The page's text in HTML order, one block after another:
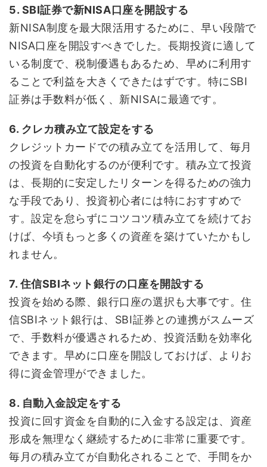
5. SBI証券で新NISA口座を開設する
新NISA制度を最大限活用するために、早い段階で
NISA口座を開設すべきでした。長期投資に適して
いる制度で、税制優遇もあるため、早めに利用す
ることで利益を大きくできたはずです。特にSBI
証券は手数料が低く、新NISAに最適です。
6. クレカ積み立て設定をする
クレジットカードでの積み立てを活用して、毎月
の投資を自動化するのが便利です。積み立て投資
は、長期的に安定したリターンを得るための強力
な手段であり、投資初心者には特におすすめで
す。設定を怠らずにコツコツ積み立てを続けてお
けば、今頃もっと多くの資産を築けていたかもし
れません。
7. 住信SBIネット銀行の口座を開設する
投資を始める際、銀行口座の選択も大事です。住
信SBIネット銀行は、SBI証券との連携がスムーズ
で、手数料が優遇されるため、投資活動を効率化
できます。早めに口座を開設しておけば、よりお
得に資金管理ができました。
8. 自動入金設定をする
投資に回す資金を自動的に入金する設定は、資産
形成を無理なく継続するために非常に重要です。
毎月の積み立てが自動化されることで、手間をか